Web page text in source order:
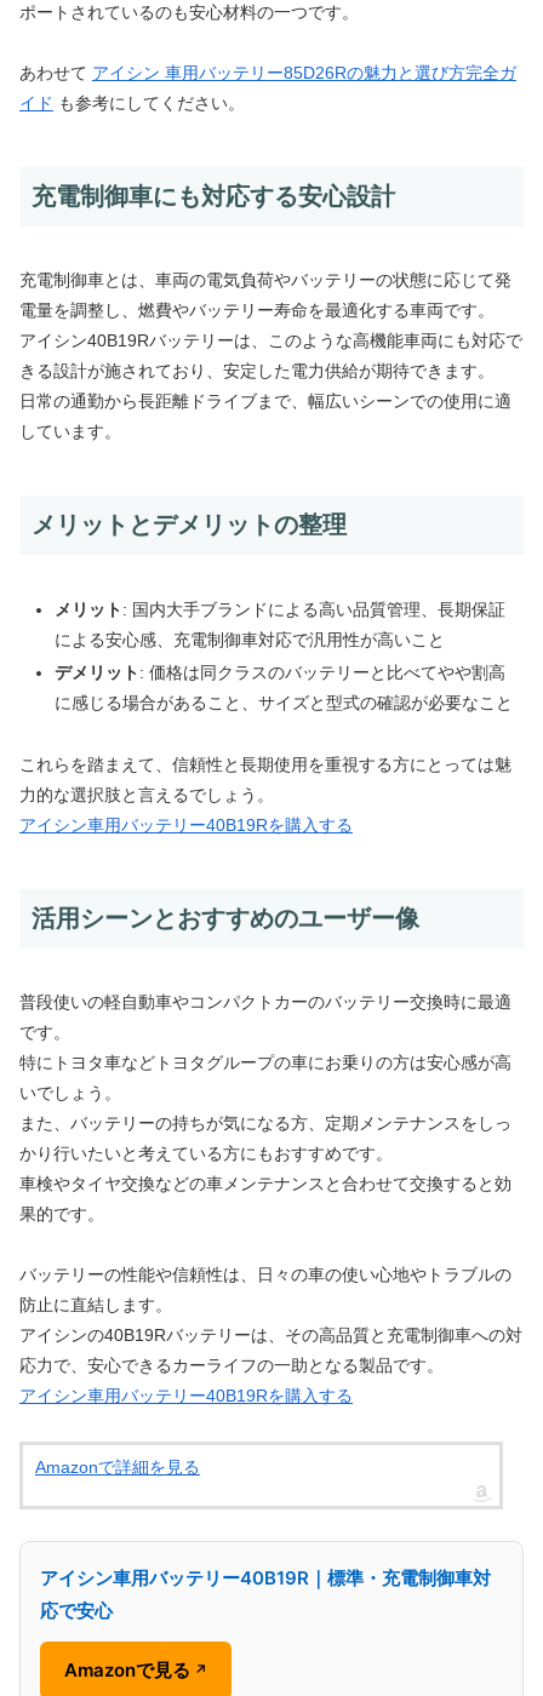
ポートされているのも安心材料の一つです。
あわせて アイシン 車用バッテリー85D26Rの魅力と選び方完全ガ
イド も参考にしてください。
充電制御車にも対応する安心設計
充電制御車とは、車両の電気負荷やバッテリーの状態に応じて発
電量を調整し、燃費やバッテリー寿命を最適化する車両です。
アイシン40B19Rバッテリーは、このような高機能車両にも対応で
きる設計が施されており、安定した電力供給が期待できます。
日常の通勤から長距離ドライブまで、幅広いシーンでの使用に適
しています。
メリットとデメリットの整理
メリット: 国内大手ブランドによる高い品質管理、長期保証
による安心感、充電制御車対応で汎用性が高いこと
デメリット: 価格は同クラスのバッテリーと比べてやや割高
に感じる場合があること、サイズと型式の確認が必要なこと
これらを踏まえて、信頼性と長期使用を重視する方にとっては魅
力的な選択肢と言えるでしょう。
アイシン車用バッテリー40B19Rを購入する
活用シーンとおすすめのユーザー像
普段使いの軽自動車やコンパクトカーのバッテリー交換時に最適
です。
特にトヨタ車などトヨタグループの車にお乗りの方は安心感が高
いでしょう。
また、バッテリーの持ちが気になる方、定期メンテナンスをしっ
かり行いたいと考えている方にもおすすめです。
車検やタイヤ交換などの車メンテナンスと合わせて交換すると効
果的です。
バッテリーの性能や信頼性は、日々の車の使い心地やトラブルの
防止に直結します。
アイシンの40B19Rバッテリーは、その高品質と充電制御車への対
応力で、安心できるカーライフの一助となる製品です。
アイシン車用バッテリー40B19Rを購入する
Amazonで詳細を見る
アイシン車用バッテリー40B19R｜標準・充電制御車対
応で安心
Amazonで見る ↗